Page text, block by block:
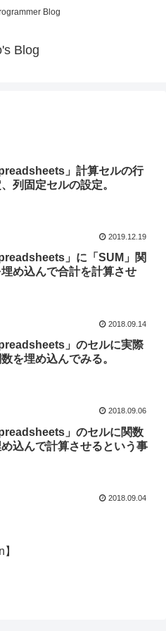
Blog
Blog
」計算セルの行
列固定セルの設定。
2019.12.19
」に「SUM」関
め込んで合計を計算させ
2018.09.14
」のセルに実際
を埋め込んでみる。
2018.09.06
」のセルに関数
込んで計算させるという事
2018.09.04